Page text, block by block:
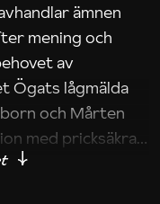
ämnen
mening och
av
Ögats lågmälda
och Mårten
med pricksäkra
vara att omsätta